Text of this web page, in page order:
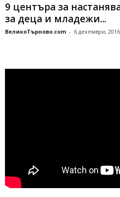
9 центъра за
за деца и младежи...
ВеликоТърново.com - 6 декември, 2016